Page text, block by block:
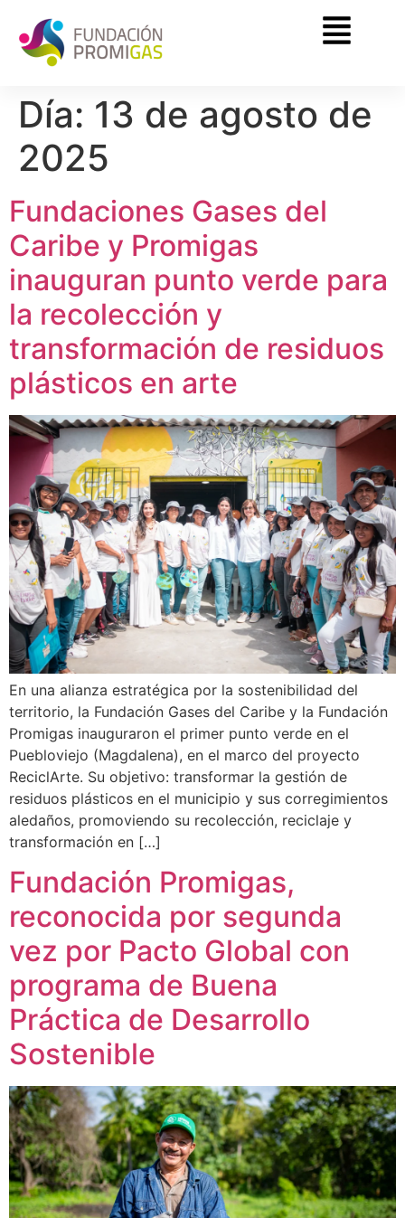
Día: 13 de agosto de
2025
Fundaciones Gases del
Caribe y Promigas
inauguran punto verde para
la recolección y
transformación de residuos
plásticos en arte
En una alianza estratégica por la sostenibilidad del
territorio, la Fundación Gases del Caribe y la Fundación
Promigas inauguraron el primer punto verde en el
Puebloviejo (Magdalena), en el marco del proyecto
ReciclArte. Su objetivo: transformar la gestión de
residuos plásticos en el municipio y sus corregimientos
aledaños, promoviendo su recolección, reciclaje y
transformación en […]
Fundación Promigas,
reconocida por segunda
vez por Pacto Global con
programa de Buena
Práctica de Desarrollo
Sostenible